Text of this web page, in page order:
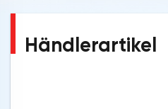
Händlerartikel